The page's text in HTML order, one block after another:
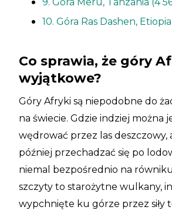
10. Góra Ras Dashen,
Co sprawia, że góry
wyjątkowe?
Góry Afryki są niepodobne do
na świecie. Gdzie indziej można
wędrować przez las deszczowy,
później przechadzać się po
niemal bezpośrednio na
szczyty to starożytne wulkany,
wypchnięte ku górze przez siły